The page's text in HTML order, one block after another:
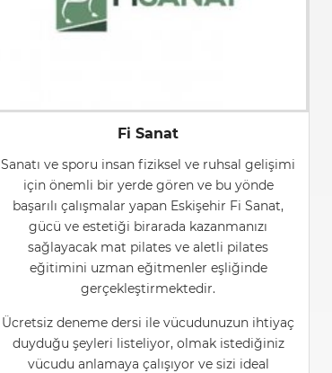
Fi Sanat
Sanatı ve sporu insan fiziksel ve ruhsal gelişimi
için önemli bir yerde gören ve bu yönde
başarılı çalışmalar yapan Eskişehir Fi Sanat,
gücü ve estetiği birarada kazanmanızı
sağlayacak mat pilates ve aletli pilates
eğitimini uzman eğitmenler eşliğinde
gerçekleştirmektedir.
Ücretsiz deneme dersi ile vücudunuzun ihtiyaç
duyduğu şeyleri listeliyor, olmak istediğiniz
vücudu anlamaya çalışıyor ve sizi ideal